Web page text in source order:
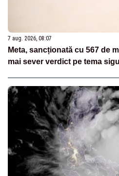
7 aug. 2026, 08:07
Meta, sancționată cu 567 de
mai sever verdict pe tema